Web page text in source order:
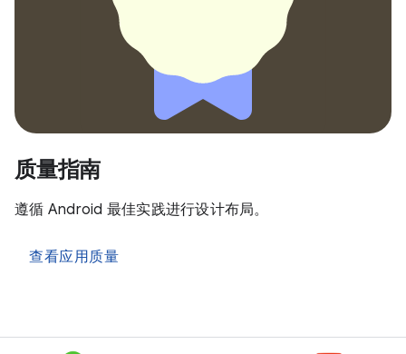
质量指南
遵循 Android 最佳实践进行设计布局。
查看应用质量